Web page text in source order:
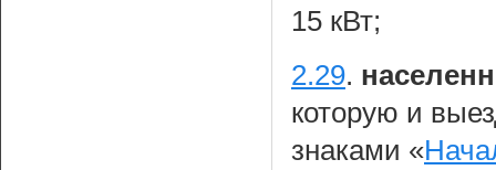
15 кВт;
2.29.
которую и
знаками «